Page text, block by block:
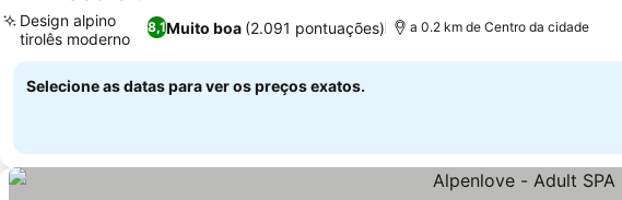
8,1Muito boa (2.091 pontuações)
Design alpino
tirolês moderno
a 0.2 km de Centro da cidade
Selecione as datas para ver os preços exatos.